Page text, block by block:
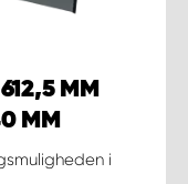
MM
MM
i